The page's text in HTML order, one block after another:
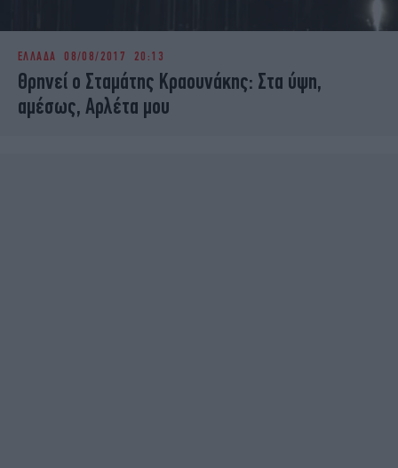
ΕΛΛΑΔΑ 08/08/2017 20:13
Θρηνεί ο Σταμάτης Κραουνάκης: Στα ύψη,
αμέσως, Αρλέτα μου